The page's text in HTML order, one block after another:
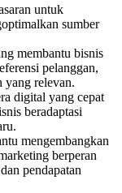
untuk
sumber
membantu bisnis
pelanggan,
yang relevan.
digital yang cepat
beradaptasi
mengembangkan
berperan
pendapatan